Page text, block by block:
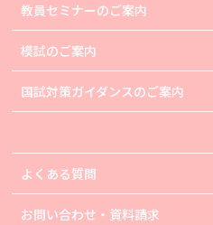
教員セミナーのご案内
模試のご案内
国試対策ガイダンスのご案内
よくある質問
お問い合わせ・資料請求